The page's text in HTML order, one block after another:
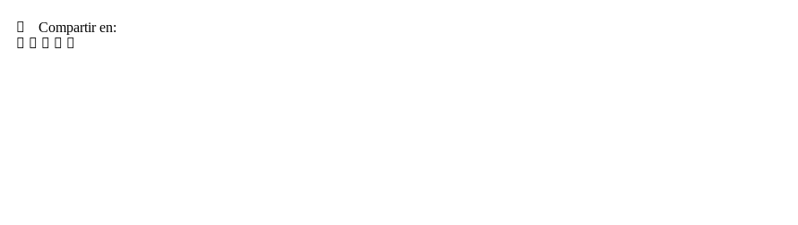
Compartir en: